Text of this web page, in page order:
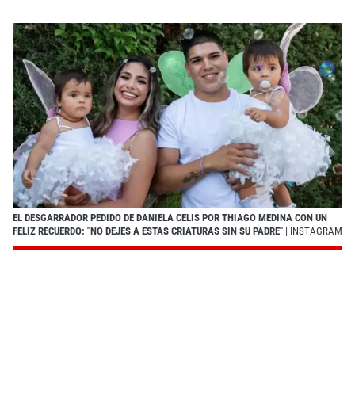
EL DESGARRADOR PEDIDO DE DANIELA CELIS POR THIAGO MEDINA CON UN
FELIZ RECUERDO: "NO DEJES A ESTAS CRIATURAS SIN SU PADRE" | INSTAGRAM